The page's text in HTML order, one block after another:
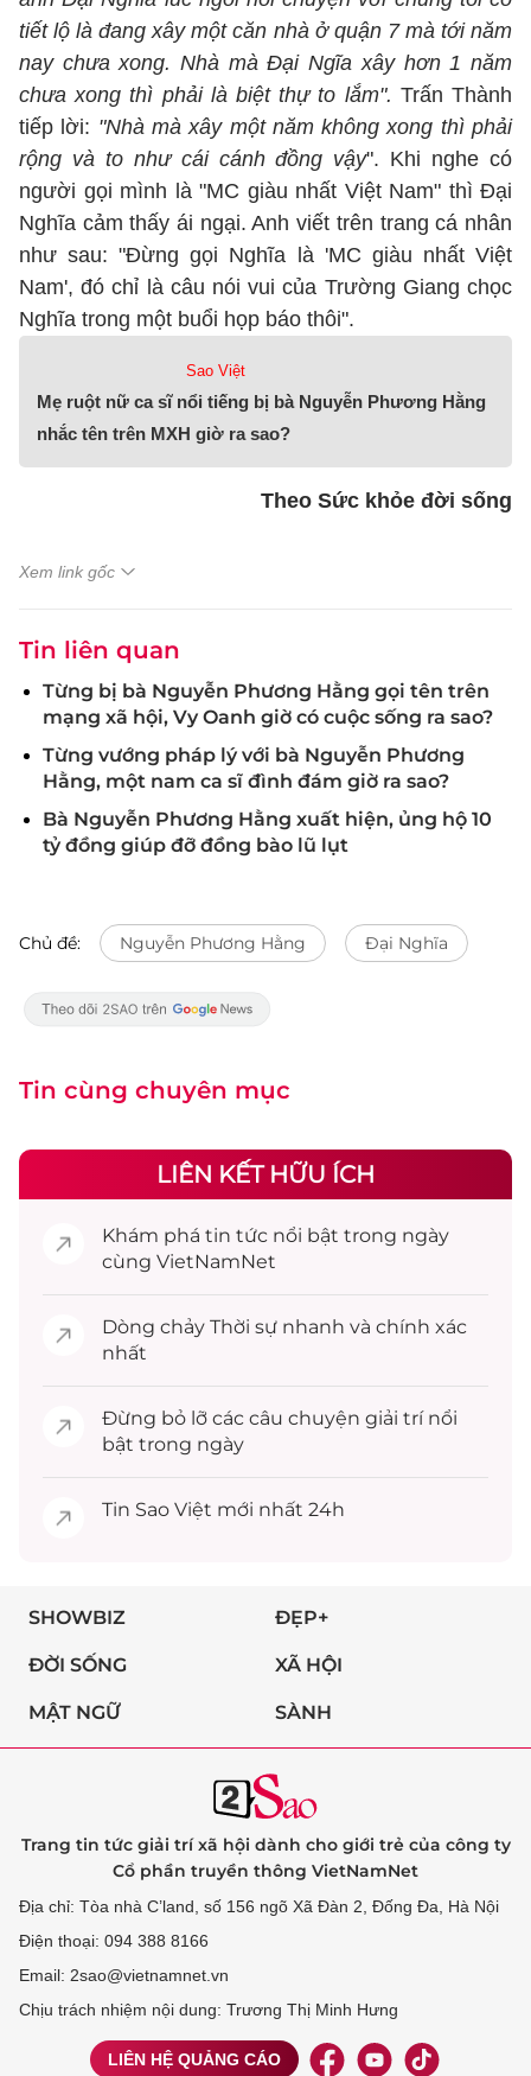
tiết lộ là đang xây một căn nhà ở quận 7 mà tới năm
nay chưa xong. Nhà mà Đại Ngĩa xây hơn 1 năm
chưa xong thì phải là biệt thự to lắm". Trấn Thành
tiếp lời: "Nhà mà xây một năm không xong thì phải
rộng và to như cái cánh đồng vậy". Khi nghe có
người gọi mình là "MC giàu nhất Việt Nam" thì Đại
Nghĩa cảm thấy ái ngại. Anh viết trên trang cá nhân
như sau: "Đừng gọi Nghĩa là 'MC giàu nhất Việt
Nam', đó chỉ là câu nói vui của Trường Giang chọc
Nghĩa trong một buổi họp báo thôi".
Sao Việt
Mẹ ruột nữ ca sĩ nổi tiếng bị bà Nguyễn Phương Hằng
nhắc tên trên MXH giờ ra sao?
Theo Sức khỏe đời sống
Xem link gốc
Tin liên quan
Từng bị bà Nguyễn Phương Hằng gọi tên trên
mạng xã hội, Vy Oanh giờ có cuộc sống ra sao?
Từng vướng pháp lý với bà Nguyễn Phương
Hằng, một nam ca sĩ đình đám giờ ra sao?
Bà Nguyễn Phương Hằng xuất hiện, ủng hộ 10
tỷ đồng giúp đỡ đồng bào lũ lụt
Chủ đề: Nguyễn Phương Hằng Đại Nghĩa
Tin cùng chuyên mục
LIÊN KẾT HỮU ÍCH
Khám phá tin tức nổi bật trong ngày
cùng VietNamNet
Dòng chảy Thời sự nhanh và chính xác
nhất
Đừng bỏ lỡ các câu chuyện giải trínổi
bật trong ngày
Tin Sao Việt mới nhất 24h
SHOWBIZ ĐẸP+
ĐỜI SỐNG XÃ HỘI
MẬT NGỮ SÀNH
Trang tin tức giải trí xã hội dành cho giới trẻ của công ty
Cổ phần truyền thông VietNamNet
Địa chỉ: Tòa nhà C’land, số 156 ngõ Xã Đàn 2, Đống Đa, Hà Nội
Điện thoại: 094 388 8166
Email: 2sao@vietnamnet.vn
Chịu trách nhiệm nội dung: Trương Thị Minh Hưng
LIÊN HỆ QUẢNG CÁO